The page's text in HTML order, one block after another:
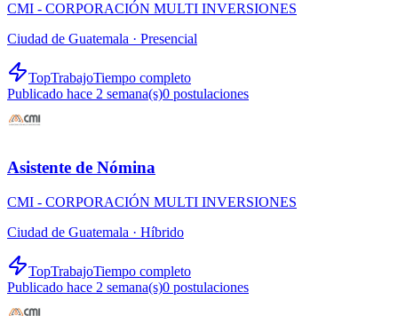
CMI - CORPORACIÓN MULTI INVERSIONES
Ciudad de Guatemala · Presencial
TopTrabajoTiempo completo
Publicado hace 2 semana(s)0 postulaciones
Asistente de Nómina
CMI - CORPORACIÓN MULTI INVERSIONES
Ciudad de Guatemala · Híbrido
TopTrabajoTiempo completo
Publicado hace 2 semana(s)0 postulaciones